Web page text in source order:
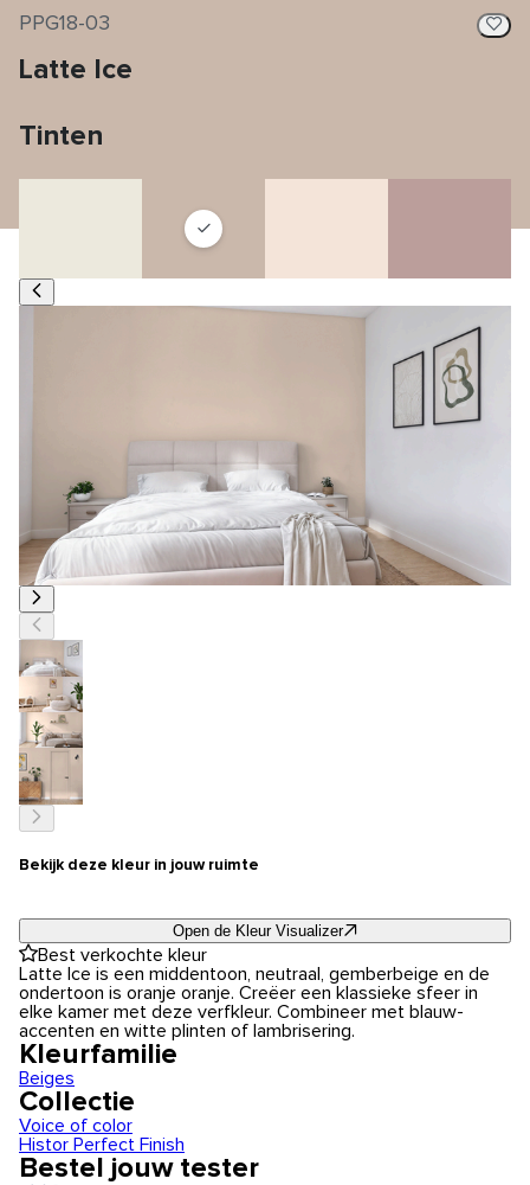
PPG18-03
Latte Ice
Tinten
Bekijk deze kleur in jouw ruimte
Open de Kleur Visualizer
Best verkochte kleur
Latte Ice is een middentoon, neutraal, gemberbeige en de
ondertoon is oranje oranje. Creëer een klassieke sfeer in
elke kamer met deze verfkleur. Combineer met blauw-
accenten en witte plinten of lambrisering.
Kleurfamilie
Beiges
Collectie
Voice of color
Histor Perfect Finish
Bestel jouw tester